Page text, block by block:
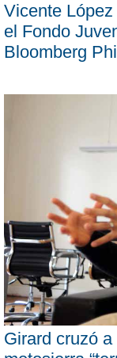
Vicente
el Fondo
Bloomberg
Girard cruzó